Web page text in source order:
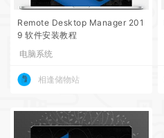
Remote Desktop Manager 201
9 软件安装教程
电脑系统
相逢储物站